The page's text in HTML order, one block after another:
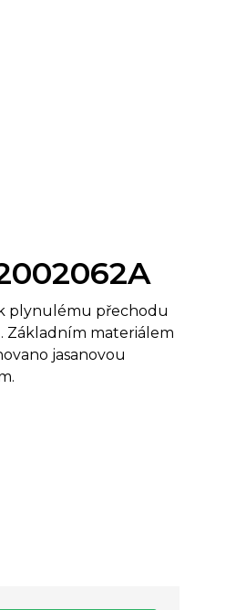
plynulému přechodu
Základním materiálem
jasanovou